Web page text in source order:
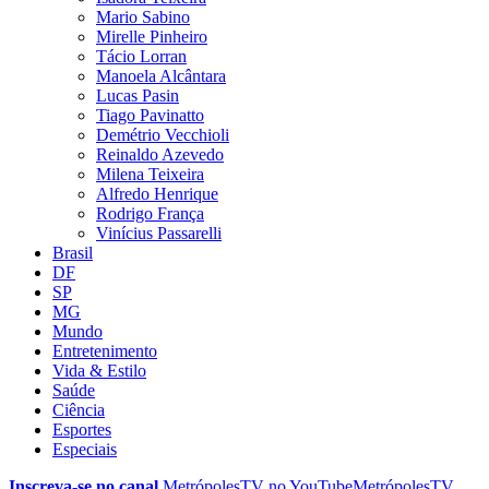
Mario Sabino
Mirelle Pinheiro
Tácio Lorran
Manoela Alcântara
Lucas Pasin
Tiago Pavinatto
Demétrio Vecchioli
Reinaldo Azevedo
Milena Teixeira
Alfredo Henrique
Rodrigo França
Vinícius Passarelli
Brasil
DF
SP
MG
Mundo
Entretenimento
Vida & Estilo
Saúde
Ciência
Esportes
Especiais